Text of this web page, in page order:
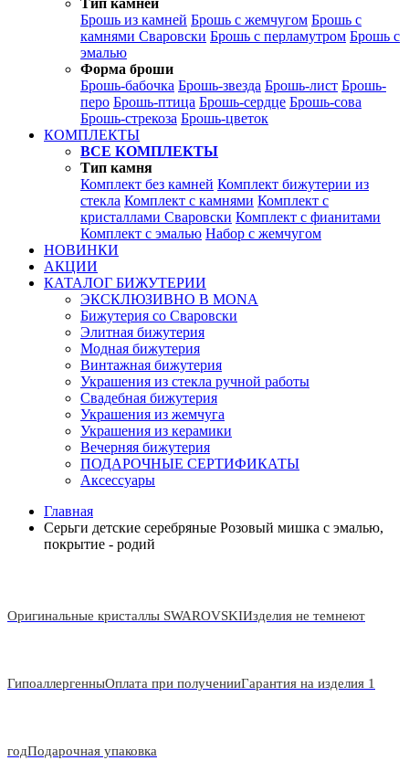
Тип камней
Брошь из камней Брошь с жемчугом Брошь с
камнями Сваровски Брошь с перламутром Брошь с
эмалью
Форма броши
Брошь-бабочка Брошь-звезда Брошь-лист Брошь-
перо Брошь-птица Брошь-сердце Брошь-сова
Брошь-стрекоза Брошь-цветок
КОМПЛЕКТЫ
ВСЕ КОМПЛЕКТЫ
Тип камня
Комплект без камней Комплект бижутерии из
стекла Комплект с камнями Комплект с
кристаллами Сваровски Комплект с фианитами
Комплект с эмалью Набор с жемчугом
НОВИНКИ
АКЦИИ
КАТАЛОГ БИЖУТЕРИИ
ЭКСКЛЮЗИВНО В MONA
Бижутерия со Сваровски
Элитная бижутерия
Модная бижутерия
Винтажная бижутерия
Украшения из стекла ручной работы
Свадебная бижутерия
Украшения из жемчуга
Украшения из керамики
Вечерняя бижутерия
ПОДАРОЧНЫЕ СЕРТИФИКАТЫ
Аксессуары
Главная
Серьги детские серебряные Розовый мишка с эмалью,
покрытие - родий
Оригинальные кристаллы SWAROVSKIИзделия не темнеют
ГипоаллергенныОплата при полученииГарантия на изделия 1
годПодарочная упаковка